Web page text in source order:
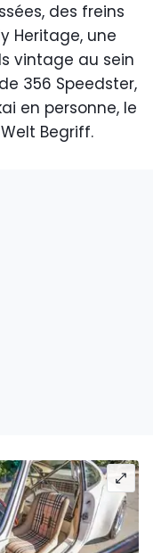
des freins
Heritage, une
vintage au sein
356 Speedster,
en personne, le
Begriff.